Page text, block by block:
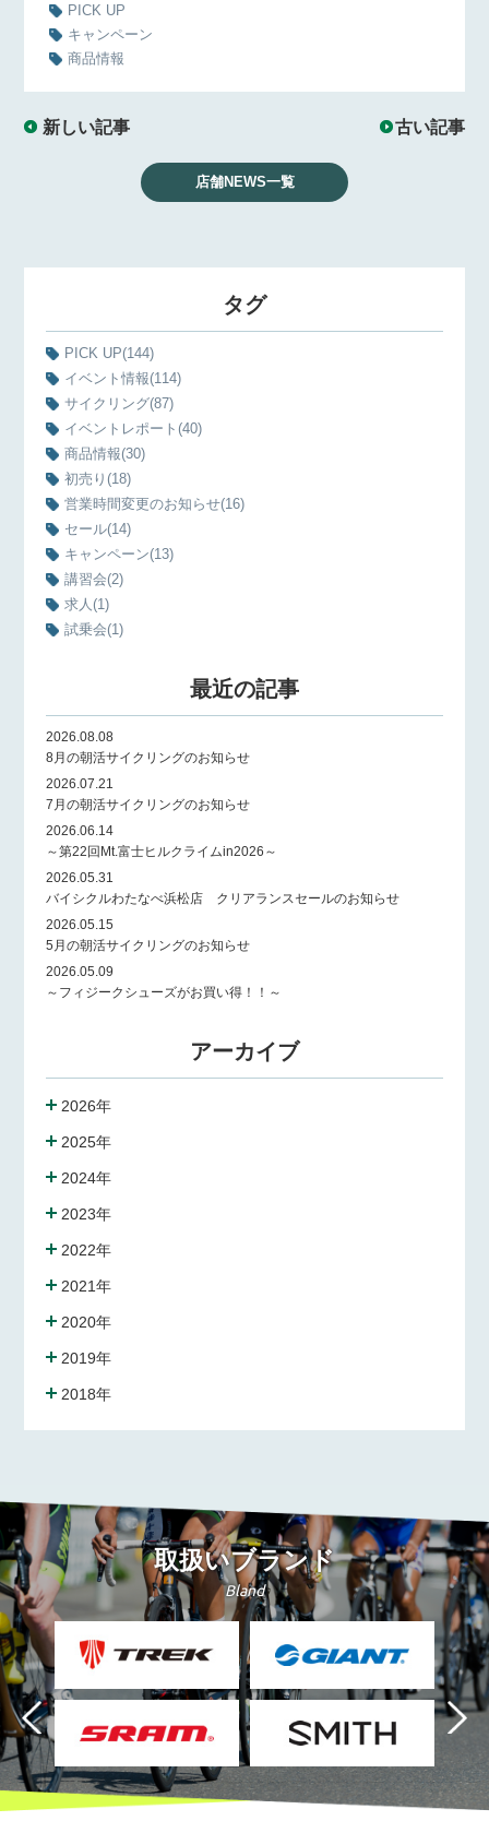
PICK UP
キャンペーン
商品情報
新しい記事 古い記事
店舗NEWS一覧
タグ
PICK UP(144)
イベント情報(114)
サイクリング(87)
イベントレポート(40)
商品情報(30)
初売り(18)
営業時間変更のお知らせ(16)
セール(14)
キャンペーン(13)
講習会(2)
求人(1)
試乗会(1)
最近の記事
2026.08.08
8月の朝活サイクリングのお知らせ
2026.07.21
7月の朝活サイクリングのお知らせ
2026.06.14
～第22回Mt.富士ヒルクライムin2026～
2026.05.31
バイシクルわたなべ浜松店 クリアランスセールのお知らせ
2026.05.15
5月の朝活サイクリングのお知らせ
2026.05.09
～フィジークシューズがお買い得！！～
アーカイブ
2026年
2025年
2024年
2023年
2022年
2021年
2020年
2019年
2018年
取扱いブランド
Bland